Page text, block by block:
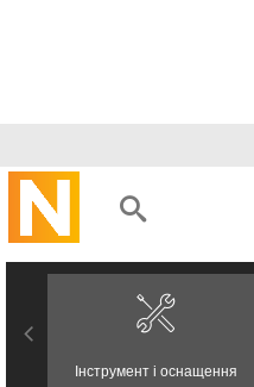
Інструмент і оснащення